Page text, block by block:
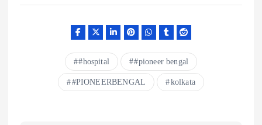
#hospital #pioneer bengal
#PIONEERBENGAL kolkata